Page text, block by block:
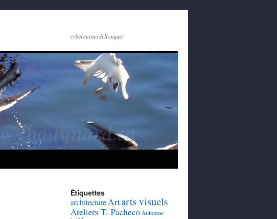
cybercarnet éclectique!
Étiquettes
architectureArtarts visuels
Ateliers T. Pacheco Automne